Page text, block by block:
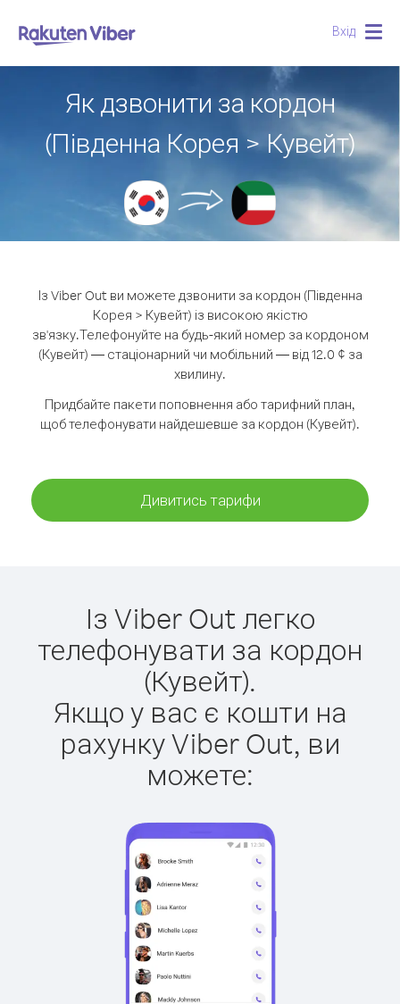
Вхід
Як дзвонити за кордон
(Південна Корея > Кувейт)
Із Viber Out ви можете дзвонити за кордон (Південна
Корея > Кувейт) із високою якістю
зв'язку.Телефонуйте на будь-який номер за кордоном
(Кувейт) — стаціонарний чи мобільний — від 12.0 ¢ за
хвилину.
Придбайте пакети поповнення або тарифний план,
щоб телефонувати найдешевше за кордон (Кувейт).
Дивитись тарифи
Із Viber Out легко
телефонувати за кордон
(Кувейт).
Якщо у вас є кошти на
рахунку Viber Out, ви
можете: